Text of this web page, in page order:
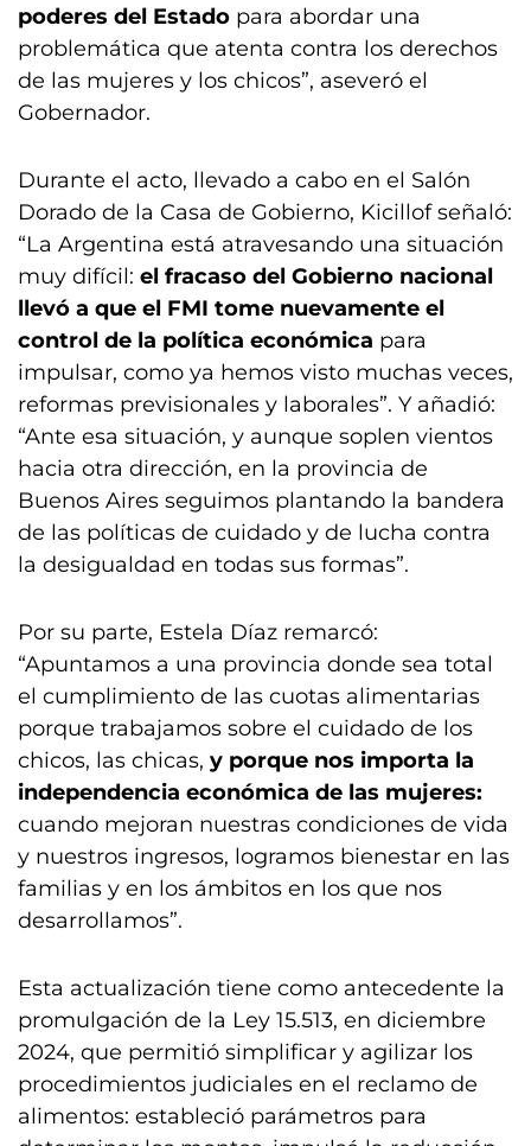
poderes del Estado para abordar una
problemática que atenta contra los derechos
de las mujeres y los chicos”, aseveró el
Gobernador.
Durante el acto, llevado a cabo en el Salón
Dorado de la Casa de Gobierno, Kicillof señaló:
“La Argentina está atravesando una situación
muy difícil: el fracaso del Gobierno nacional
llevó a que el FMI tome nuevamente el
control de la política económica para
impulsar, como ya hemos visto muchas veces,
reformas previsionales y laborales”. Y añadió:
“Ante esa situación, y aunque soplen vientos
hacia otra dirección, en la provincia de
Buenos Aires seguimos plantando la bandera
de las políticas de cuidado y de lucha contra
la desigualdad en todas sus formas”.
Por su parte, Estela Díaz remarcó:
“Apuntamos a una provincia donde sea total
el cumplimiento de las cuotas alimentarias
porque trabajamos sobre el cuidado de los
chicos, las chicas, y porque nos importa la
independencia económica de las mujeres:
cuando mejoran nuestras condiciones de vida
y nuestros ingresos, logramos bienestar en las
familias y en los ámbitos en los que nos
desarrollamos”.
Esta actualización tiene como antecedente la
promulgación de la Ley 15.513, en diciembre
2024, que permitió simplificar y agilizar los
procedimientos judiciales en el reclamo de
alimentos: estableció parámetros para